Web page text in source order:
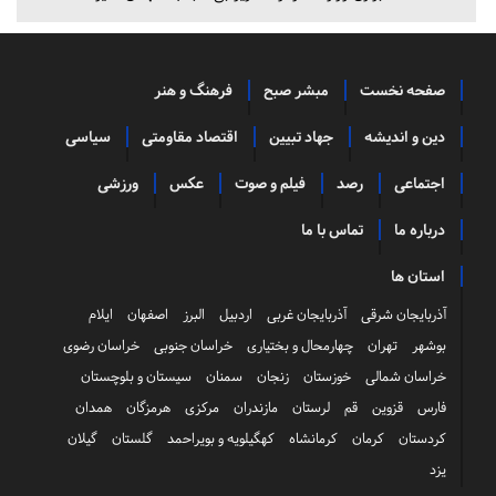
صفحه نخست مبشر صبح فرهنگ و هنر
دین و اندیشه جهاد تبیین اقتصاد مقاومتی سیاسی
اجتماعی رصد فیلم و صوت عکس ورزشی
درباره ما تماس با ما
استان ها
آذربایجان شرقی آذربایجان غربی اردبیل البرز اصفهان
ایلام
بوشهر
تهران چهارمحال و بختیاری خراسان جنوبی
خراسان رضوی
خراسان شمالی
خوزستان زنجان سمنان
سیستان و بلوچستان
فارس
قزوین قم لرستان مازندران مرکزی هرمزگان
همدان
کردستان
کرمان کرمانشاه کهگیلویه و بویراحمد گلستان
گیلان
یزد